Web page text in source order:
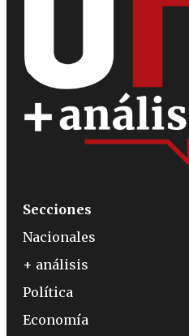
Secciones
Nacionales
+ análisis
Política
Economía